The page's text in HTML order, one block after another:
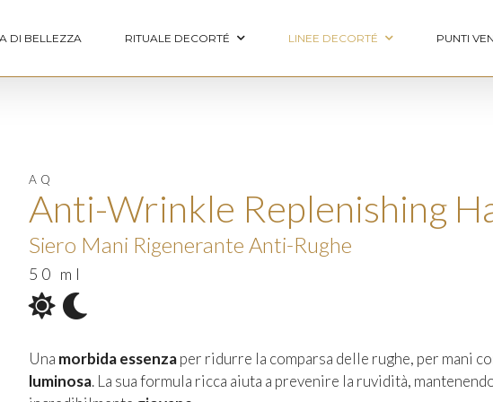
DI BELLEZZA RITUALE DECORTÉ LINEE DECORTÉ PUNTI
AQ
Anti-Wrinkle Replenishing
Siero Mani Rigenerante Anti-Rughe
50 ml
Una morbida essenzaper ridurre la comparsa delle rughe, per mani
luminosa. La sua formula ricca aiuta a prevenire la ruvidità,